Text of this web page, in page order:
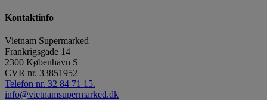
Kontaktinfo
Vietnam Supermarked
Frankrigsgade 14
2300 København S
CVR nr. 33851952
Telefon nr. 32 84 71 15.
info@vietnamsupermarked.dk